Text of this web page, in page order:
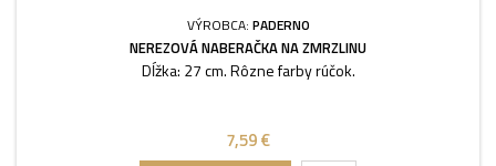
VÝROBCA: PADERNO
NEREZOVÁ NABERAČKA NA ZMRZLINU
Dĺžka: 27 cm. Rôzne farby rúčok.
7,59 €